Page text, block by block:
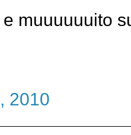
muuuuuuito
2010